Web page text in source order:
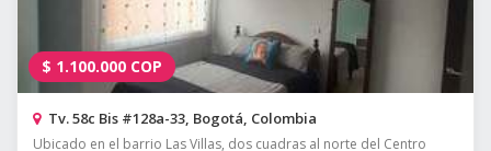
$ 1.100.000 COP
Tv. 58c Bis #128a-33, Bogotá, Colombia
Ubicado en el barrio Las Villas, dos cuadras al norte del Centro